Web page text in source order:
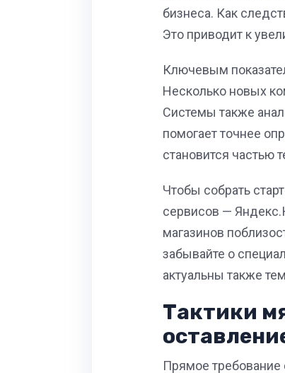
бизнеса. Как
Это приводит к
Ключевым
Несколько новых
Системы также
помогает точнее
становится частью
Чтобы собрать
сервисов —
магазинов
забывайте о
актуальны также
Тактики
Прямое требование